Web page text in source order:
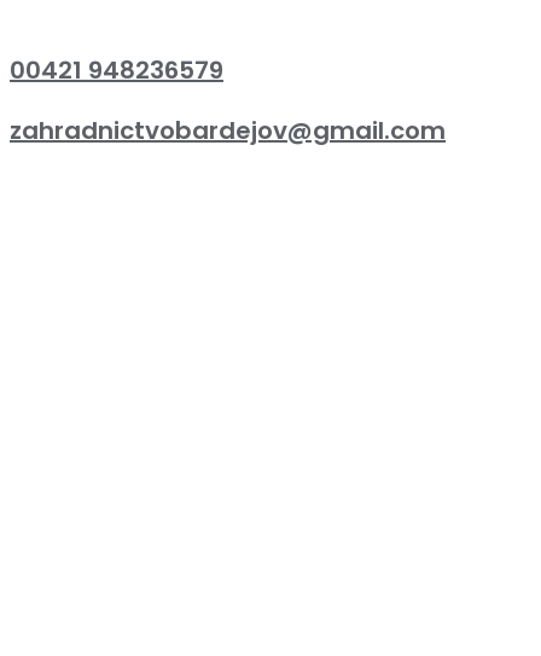
00421 948236579
zahradnictvobardejov@gmail.com